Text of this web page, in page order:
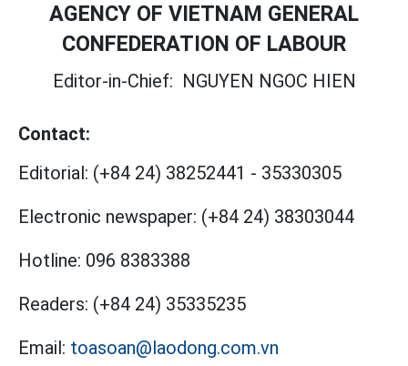
AGENCY OF VIETNAM GENERAL
CONFEDERATION OF LABOUR
Editor-in-Chief: NGUYEN NGOC HIEN
Contact:
Editorial: (+84 24) 38252441 - 35330305
Electronic newspaper: (+84 24) 38303044
Hotline: 096 8383388
Readers: (+84 24) 35335235
Email: toasoan@laodong.com.vn